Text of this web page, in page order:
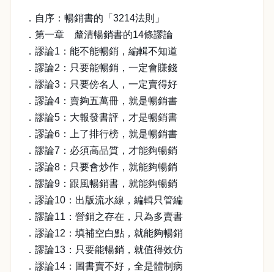
．自序：暢銷書的「3214法則」
．第一章 釐清暢銷書的14條謬論
．謬論1：能不能暢銷，編輯不知道
．謬論2：只要能暢銷，一定會賺錢
．謬論3：只要傍名人，一定賣得好
．謬論4：賣夠五萬冊，就是暢銷書
．謬論5：大報發書評，才是暢銷書
．謬論6：上了排行榜，就是暢銷書
．謬論7：必須高品質，才能夠暢銷
．謬論8：只要會炒作，就能夠暢銷
．謬論9：跟風暢銷書，就能夠暢銷
．謬論10：出版流水線，編輯只管編
．謬論11：營銷之存在，只為多賣書
．謬論12：填補空白點，就能夠暢銷
．謬論13：只要能暢銷，就值得效仿
．謬論14：圖書賣不好，全是體制病